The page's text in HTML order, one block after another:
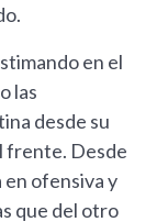
en el
las
desde su
frente. Desde
en ofensiva y
que del otro